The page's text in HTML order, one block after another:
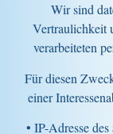
Wir sind
Vertraulichkeit
verarbeiteten
Für diesen
einer
• IP-Adresse